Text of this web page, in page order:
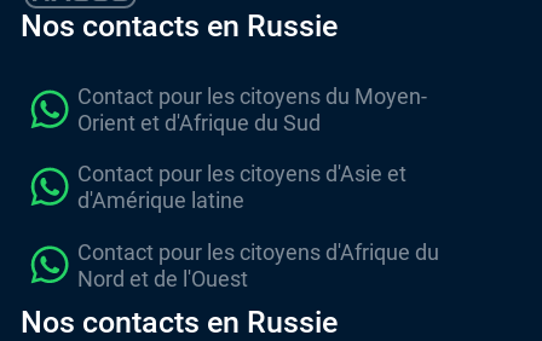
Nos contacts en Russie
Contact pour les citoyens du Moyen-
Orient et d'Afrique du Sud
Contact pour les citoyens d'Asie et
d'Amérique latine
Contact pour les citoyens d'Afrique du
Nord et de l'Ouest
Nos contacts en Russie